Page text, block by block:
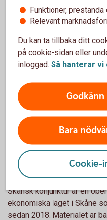
faller arbetslösheten mest i
strukturellt högre
Bostadsbyggandet i Skåne
Lundaområdet som driver
befintlig bostadsmarknad
så tydlig, med avtagande
månaderna.
Här tar du del av
Om Skånsk
Skånsk konjunktur är en
ekonomiska läget i Skåne
sedan 2018. Materialet är
Funktioner,
Relevant
Du kan ta tillbaka ditt
på cookie-sidan eller
inloggad. Så hanterar vi
Godkänn
Bara
Cookie-